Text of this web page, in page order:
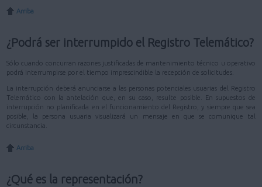
Arriba
¿Podrá ser interrumpido el Registro Telemático?
Sólo cuando concurran razones justificadas de mantenimiento técnico u operativo
podrá interrumpirse por el tiempo imprescindible la recepción de solicitudes.
La interrupción deberá anunciarse a las personas potenciales usuarias del Registro
Telemático con la antelación que, en su caso, resulte posible. En supuestos de
interrupción no planificada en el funcionamiento del Registro, y siempre que sea
posible, la persona usuaria visualizará un mensaje en que se comunique tal
circunstancia.
Arriba
¿Qué es la representación?